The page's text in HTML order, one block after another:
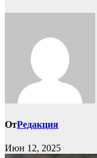
ОтРедакция
Июн 12, 2025